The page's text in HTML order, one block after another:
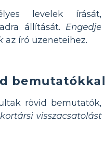
levelek írását,
állítását. Engedje
az író üzeneteihez.
bemutatókkal
rövid bemutatók,
visszacsatolást